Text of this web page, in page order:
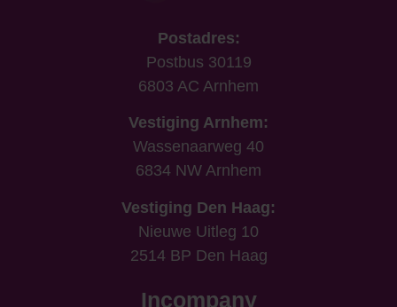
Postadres:
Postbus 30119
6803 AC Arnhem
Vestiging Arnhem:
Wassenaarweg 40
6834 NW Arnhem
Vestiging Den Haag:
Nieuwe Uitleg 10
2514 BP Den Haag
Incompany